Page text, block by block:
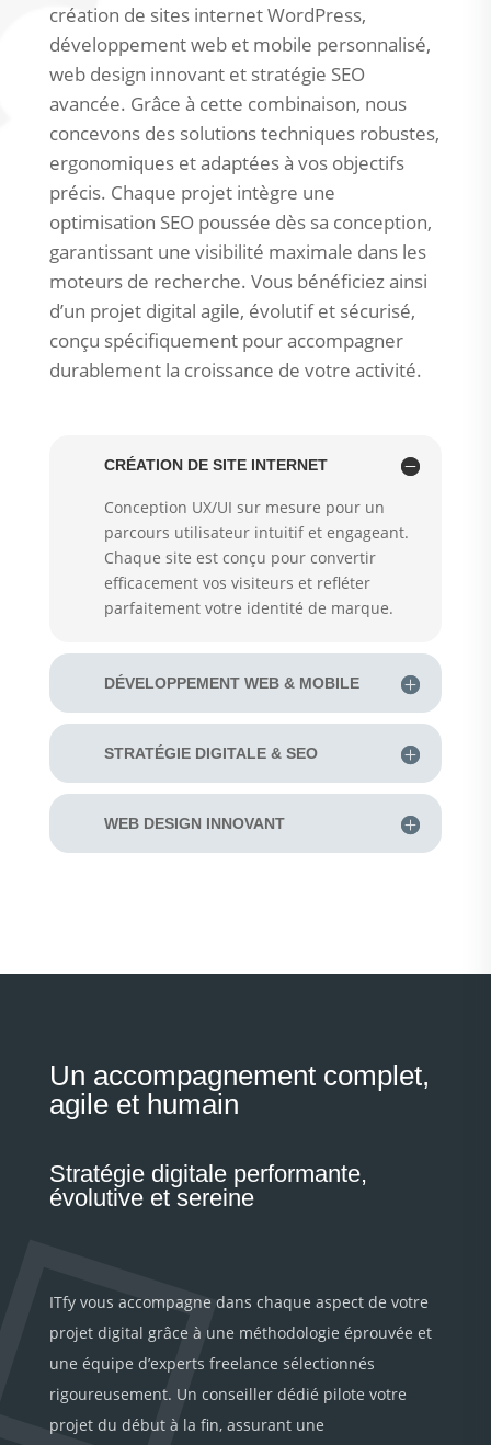
création de sites internet WordPress,
développement web et mobile personnalisé,
web design innovant et stratégie SEO
avancée. Grâce à cette combinaison, nous
concevons des solutions techniques robustes,
ergonomiques et adaptées à vos objectifs
précis. Chaque projet intègre une
optimisation SEO poussée dès sa conception,
garantissant une visibilité maximale dans les
moteurs de recherche. Vous bénéficiez ainsi
d’un projet digital agile, évolutif et sécurisé,
conçu spécifiquement pour accompagner
durablement la croissance de votre activité.
CRÉATION DE SITE INTERNET
Conception UX/UI sur mesure pour un
parcours utilisateur intuitif et engageant.
Chaque site est conçu pour convertir
efficacement vos visiteurs et refléter
parfaitement votre identité de marque.
DÉVELOPPEMENT WEB & MOBILE
STRATÉGIE DIGITALE & SEO
WEB DESIGN INNOVANT
Un accompagnement complet,
agile et humain
Stratégie digitale performante,
évolutive et sereine
ITfy vous accompagne dans chaque aspect de votre
projet digital grâce à une méthodologie éprouvée et
une équipe d’experts freelance sélectionnés
rigoureusement. Un conseiller dédié pilote votre
projet du début à la fin, assurant une